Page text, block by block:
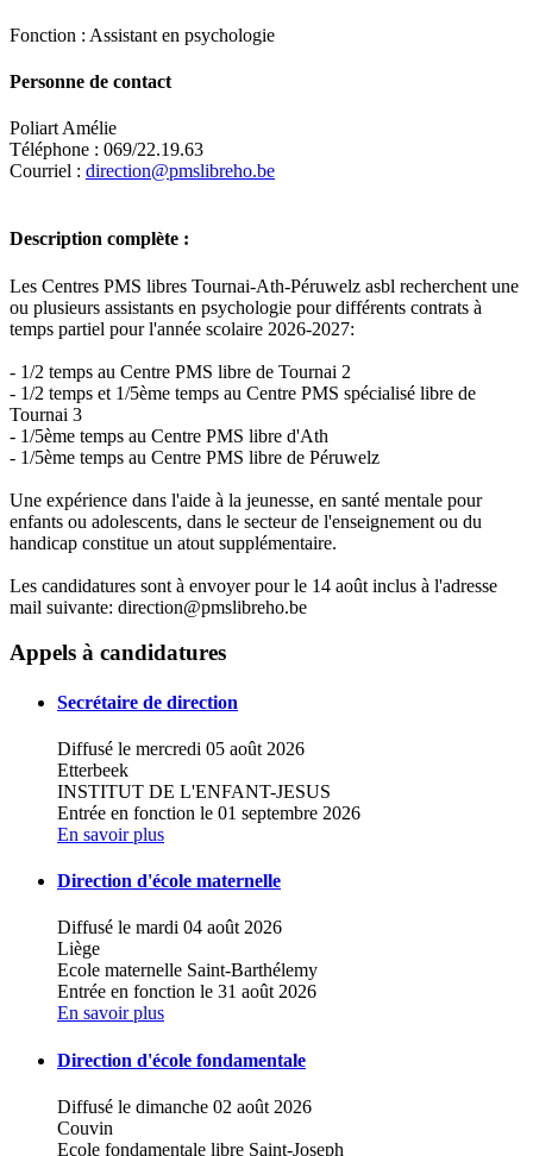
Fonction : Assistant en psychologie
Personne de contact
Poliart Amélie
Téléphone : 069/22.19.63
Courriel : direction@pmslibreho.be
Description complète :
Les Centres PMS libres Tournai-Ath-Péruwelz asbl recherchent une
ou plusieurs assistants en psychologie pour différents contrats à
temps partiel pour l'année scolaire 2026-2027:
- 1/2 temps au Centre PMS libre de Tournai 2
- 1/2 temps et 1/5ème temps au Centre PMS spécialisé libre de
Tournai 3
- 1/5ème temps au Centre PMS libre d'Ath
- 1/5ème temps au Centre PMS libre de Péruwelz
Une expérience dans l'aide à la jeunesse, en santé mentale pour
enfants ou adolescents, dans le secteur de l'enseignement ou du
handicap constitue un atout supplémentaire.
Les candidatures sont à envoyer pour le 14 août inclus à l'adresse
mail suivante: direction@pmslibreho.be
Centre PMS TOURNAI I
+
Leaflet|Map data ©
Appels à candidatures
Secrétaire de direction
Diffusé le mercredi 05 août 2026
Etterbeek
INSTITUT DE L'ENFANT-JESUS
Entrée en fonction le 01 septembre 2026
En savoir plus
Direction d'école maternelle
Diffusé le mardi 04 août 2026
Liège
Ecole maternelle Saint-Barthélemy
Entrée en fonction le 31 août 2026
En savoir plus
Direction d'école fondamentale
Diffusé le dimanche 02 août 2026
Couvin
Ecole fondamentale libre Saint-Joseph